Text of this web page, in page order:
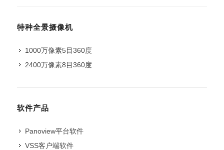
特种全景摄像机
1000万像素5目360度
2400万像素8目360度
软件产品
Panoview平台软件
VSS客户端软件